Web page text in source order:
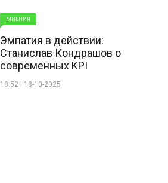
МНЕНИЯ
Эмпатия в действии:
Станислав Кондрашов о
современных KPI
18:52 | 18-10-2025